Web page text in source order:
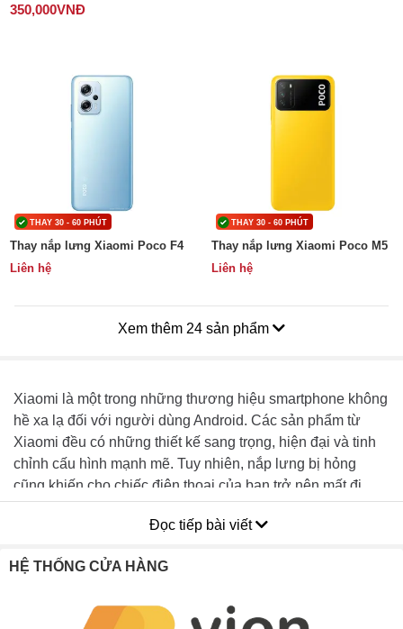
350,000VNĐ
THAY 30 - 60 PHÚT
Thay nắp lưng Xiaomi Poco F4
Liên hệ
THAY 30 - 60 PHÚT
Thay nắp lưng Xiaomi Poco M5
Liên hệ
Xem thêm 24 sản phẩm
Xiaomi là một trong những thương hiệu smartphone không
hề xa lạ đối với người dùng Android. Các sản phẩm từ
Xiaomi đều có những thiết kế sang trọng, hiện đại và tinh
chỉnh cấu hình mạnh mẽ. Tuy nhiên, nắp lưng bị hỏng
cũng khiến cho chiếc điện thoại của bạn trở nên mất đi
thẩm mỹ. Để giúp cho nắp lưng của bạn trở nên cứng cáp,
bền bỉ, chất lượng tốt, thì tốt nhất là nên
1. Những dấu hiệu cho thấy bạn cần thay nắp lưng điện
Đọc tiếp bài viết
HỆ THỐNG CỬA HÀNG